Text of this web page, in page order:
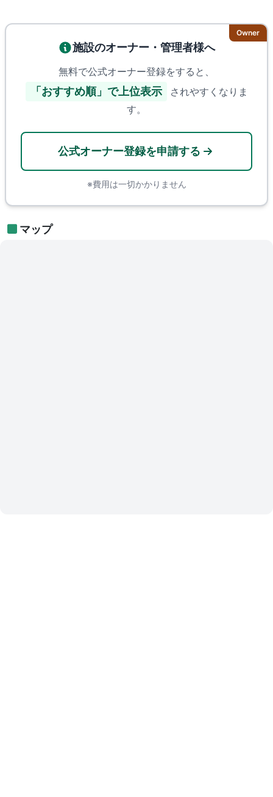
Owner
施設のオーナー・管理者様へ
無料で公式オーナー登録をすると、
「おすすめ順」で上位表示
されやすくなりま
す。
公式オーナー登録を申請する
※費用は一切かかりません
マップ